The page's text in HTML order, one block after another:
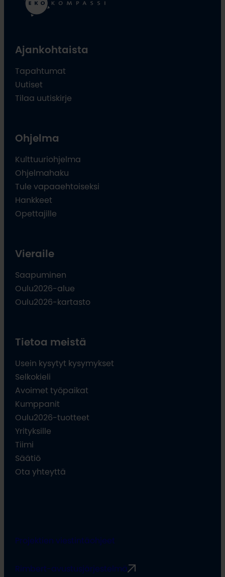
Ajankohtaista
Tapahtumat
Uutiset
Tilaa uutiskirje
Ohjelma
Kulttuuriohjelma
Ohjelmahaku
Tule vapaaehtoiseksi
Hankkeet
Opettajille
Vieraile
Saapuminen
Oulu2026-alue
Oulu2026-kartasto
Tietoa meistä
Usein kysytyt kysymykset
Selkokieli
Avoimet työpaikat
Kumppanit
Oulu2026-tuotteet
Yrityksille
Tiimi
Säätiö
Ota yhteyttä
Projektien viestintäohjeet
Rimbert-avustusjärjestelmä